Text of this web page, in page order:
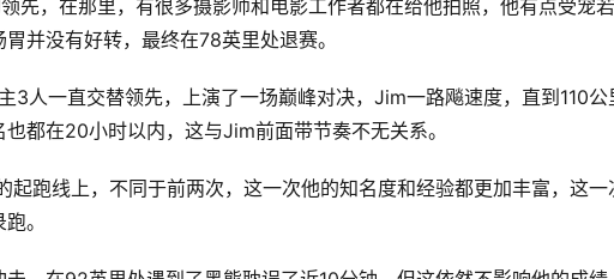
先，在那里，有很多摄影师和电影工作者都在给他拍照，他有点受宠若
并没有好转，最终在78英里处退赛。
3人一直交替领先，上演了一场巅峰对决，Jim一路飚速度，直到110公
都在20小时以内，这与Jim前面带节奏不无关系。
跑线上，不同于前两次，这一次他的知名度和经验都更加丰富，这一
。